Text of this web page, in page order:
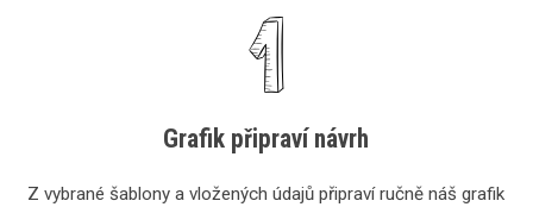
Grafik připraví návrh
Z vybrané šablony a vložených údajů připraví ručně náš grafik